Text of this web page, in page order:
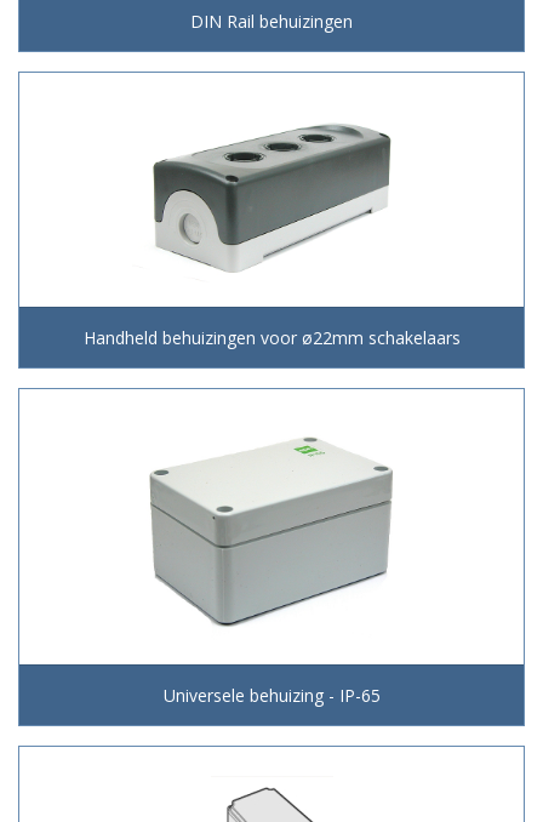
DIN Rail behuizingen
Handheld behuizingen voor ø22mm schakelaars
Universele behuizing - IP-65